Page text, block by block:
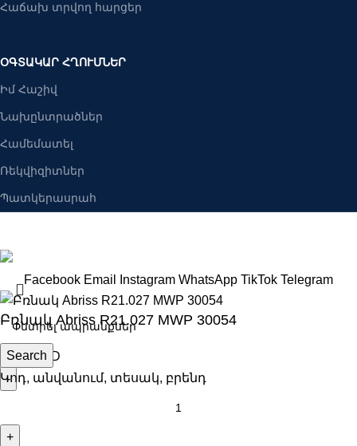
Հաճախ տրվող հարցեր
ՕԳՏԱԿԱՐ ՀՂՈՒՄՆԵՐ
Իմ Հաշիվ
Նախընտրածներ
Համեմատել
Ռեկվիզիտներ
Պատկերասրահ
Search
Կոդ, անվանում, տեսակ, բրենդ
Facebook Email Instagram WhatsApp TikTok Telegram
Բռնակ Abriss R21.027 MWP 30054
8600AMD